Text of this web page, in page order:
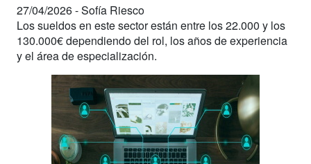
27/04/2026 -Sofía Riesco
Los sueldos en este sector están entre los 22.000 y los
130.000€ dependiendo del rol, los años de experiencia
y el área de especialización.